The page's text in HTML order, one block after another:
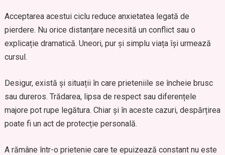
Acceptarea acestui ciclu reduce anxietatea legată de
pierdere. Nu orice distanțare necesită un conflict sau o
explicație dramatică. Uneori, pur și simplu viața își urmează
cursul.
Desigur, există și situații în care prieteniile se încheie brusc
sau dureros. Trădarea, lipsa de respect sau diferențele
majore pot rupe legătura. Chiar și în aceste cazuri, despărțirea
poate fi un act de protecție personală.
A rămâne într-o prietenie care te epuizează constant nu este